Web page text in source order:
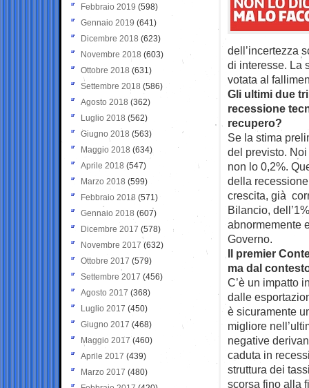
dell’incertezza
di interesse. La
votata al
Gli ultimi due
recessione
recupero?
Se la stima
del previsto.
non lo 0,2%.
della
crescita, già
Bilancio,
abnormemente
Governo.
Il premier
ma dal
C’è un impatto
dalle
è sicuramente
migliore
negative
caduta in
struttura dei
scorsa fino alla
Febbraio 2019 (598)
Gennaio 2019 (641)
Dicembre 2018 (623)
Novembre 2018 (603)
Ottobre 2018 (631)
Settembre 2018 (586)
Agosto 2018 (362)
Luglio 2018 (562)
Giugno 2018 (563)
Maggio 2018 (634)
Aprile 2018 (547)
Marzo 2018 (599)
Febbraio 2018 (571)
Gennaio 2018 (607)
Dicembre 2017 (578)
Novembre 2017 (632)
Ottobre 2017 (579)
Settembre 2017 (456)
Agosto 2017 (368)
Luglio 2017 (450)
Giugno 2017 (468)
Maggio 2017 (460)
Aprile 2017 (439)
Marzo 2017 (480)